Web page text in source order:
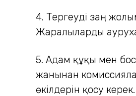
4. Тергеуді заң
Жаралыларды
5. Адам құқы мен
жанынан
өкілдерін қосу керек.